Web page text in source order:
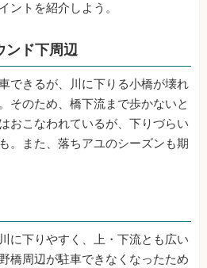
ントを紹介しよう。
ンド下周辺
できるが、川に下りる小橋が壊れ
そのため、橋下流まで歩かないと
おこなわれているが、下りづらい
。また、落ちアユのシーズンも期
に下りやすく、上・下流とも広い
橋周辺が駐車できなくなったため